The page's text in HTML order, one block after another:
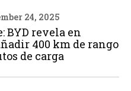
24, 2025
BYD revela en
400 km de rango
de carga